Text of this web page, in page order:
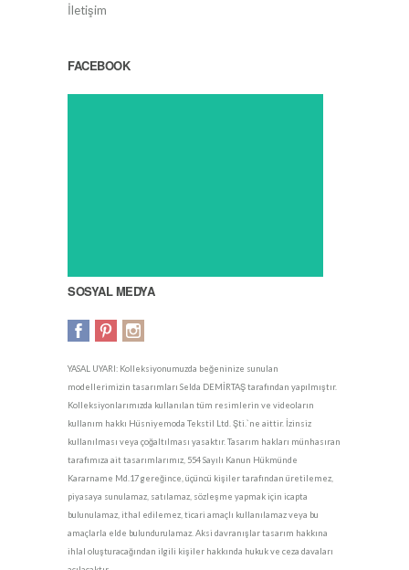
İletişim
FACEBOOK
SOSYAL MEDYA
YASAL UYARI: Kolleksiyonumuzda beğeninize sunulan
modellerimizin tasarımları Selda DEMİRTAŞ tarafından yapılmıştır.
Kolleksiyonlarımızda kullanılan tüm resimlerin ve videoların
kullanım hakkı Hüsniyemoda Tekstil Ltd. Şti.`ne aittir. İzinsiz
kullanılması veya çoğaltılması yasaktır. Tasarım hakları münhasıran
tarafımıza ait tasarımlarımız, 554 Sayılı Kanun Hükmünde
Kararname Md.17 gereğince, üçüncü kişiler tarafından üretilemez,
piyasaya sunulamaz, satılamaz, sözleşme yapmak için icapta
bulunulamaz, ithal edilemez, ticari amaçlı kullanılamaz veya bu
amaçlarla elde bulundurulamaz. Aksi davranışlar tasarım hakkına
ihlal oluşturacağından ilgili kişiler hakkında hukuk ve ceza davaları